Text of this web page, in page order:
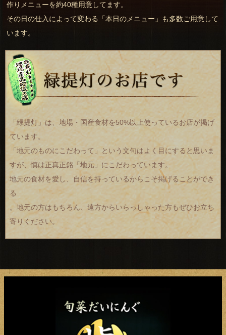
作りメニューを約40種用意してます。
その日の仕入によって変わる「本日のメニュー」も多数ご用意して
います。
「緑提灯」は、地場・国産食材を50%以上使っているお店が掲げ
ています。
「地元のものにこだわって」という文句はよく目にすると思いま
すが、慎は正真正銘「地元」にこだわっています。
地元の食材を愛し、自信を持っているからこそ掲げることができ
る
。地元の方はもちろん、遠方からいらっしゃった方もぜひお立ち
寄りください。